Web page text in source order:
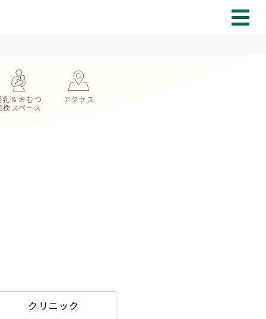
乳＆おむつ
換スペース
アクセス
クリニック